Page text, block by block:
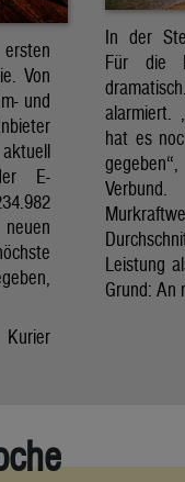
Von
und
E-
Kurier
In der
Für die
alarmiert.
hat es
Leistung
Grund: An